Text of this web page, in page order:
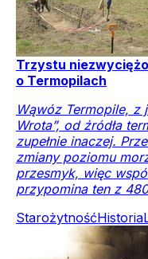
Trzystu
o Termopilach
Wąwóz Termopile, z
Wrota”, od źródła
zupełnie inaczej.
zmiany poziomu
przesmyk, więc
przypomina ten z
StarożytnośćHistoria